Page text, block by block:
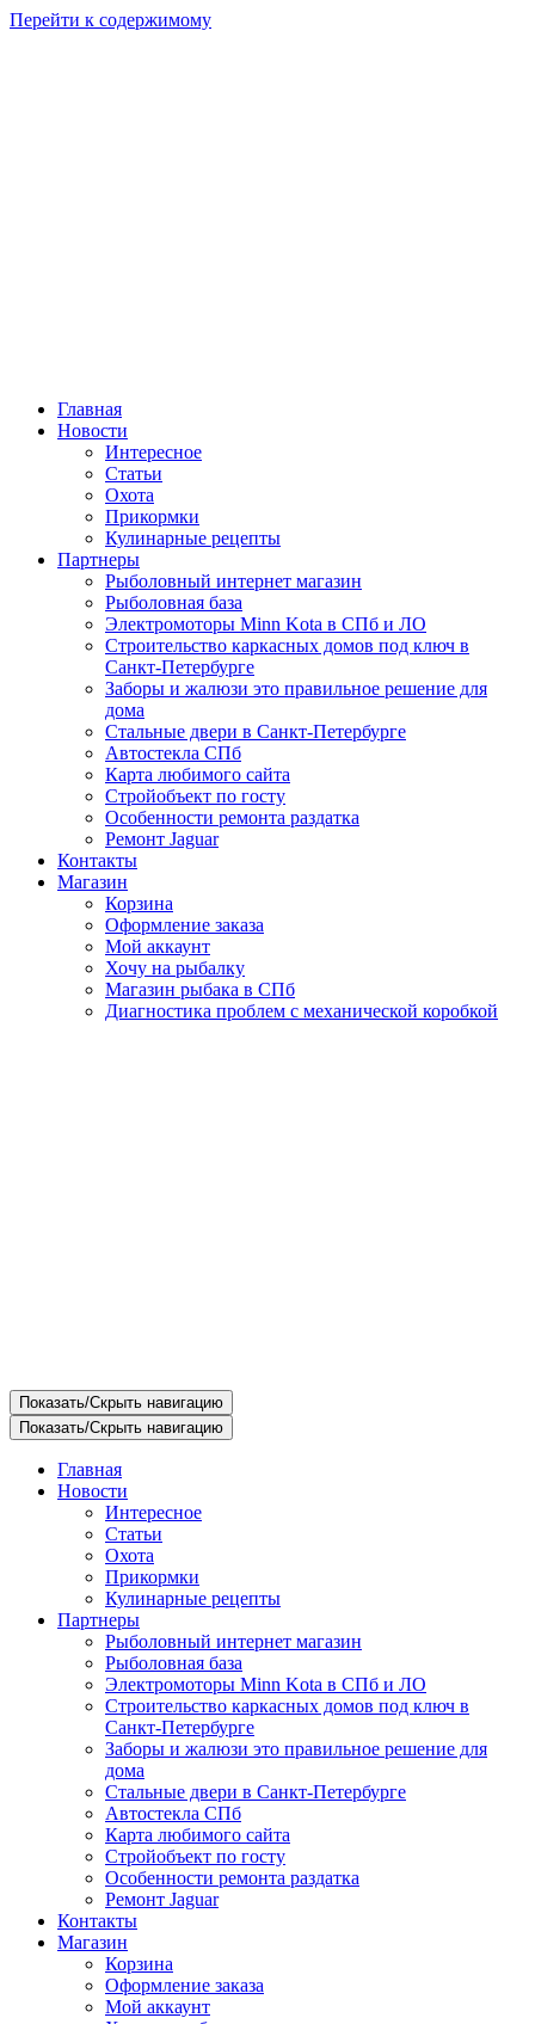
Перейти к содержимому
Главная
Новости
Интересное
Статьи
Охота
Прикормки
Кулинарные рецепты
Партнеры
Рыболовный интернет магазин
Рыболовная база
Электромоторы Minn Kota в СПб и ЛО
Строительство каркасных домов под ключ в
Санкт-Петербурге
Заборы и жалюзи это правильное решение для
дома
Стальные двери в Санкт-Петербурге
Автостекла СПб
Карта любимого сайта
Стройобъект по госту
Особенности ремонта раздатка
Ремонт Jaguar
Контакты
Магазин
Корзина
Оформление заказа
Мой аккаунт
Хочу на рыбалку
Магазин рыбака в СПб
Диагностика проблем с механической коробкой
Показать/Скрыть навигацию
Показать/Скрыть навигацию
Главная
Новости
Интересное
Статьи
Охота
Прикормки
Кулинарные рецепты
Партнеры
Рыболовный интернет магазин
Рыболовная база
Электромоторы Minn Kota в СПб и ЛО
Строительство каркасных домов под ключ в
Санкт-Петербурге
Заборы и жалюзи это правильное решение для
дома
Стальные двери в Санкт-Петербурге
Автостекла СПб
Карта любимого сайта
Стройобъект по госту
Особенности ремонта раздатка
Ремонт Jaguar
Контакты
Магазин
Корзина
Оформление заказа
Мой аккаунт